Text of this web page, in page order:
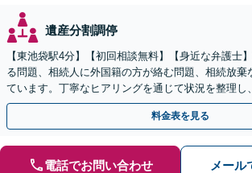
遺産分割調停
【東池袋駅4分】【初回相談無料】【身近な弁護士
る問題、相続人に外国籍の方が絡む問題、相続放棄
ています。丁寧なヒアリングを通じて状況を整理し
ご提案します。お困りの際はぜひ弁護士にご相談く
料金表を見る
電話でお問い合わせ メール